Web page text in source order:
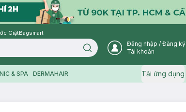
GiặtBagsmart
Search icon User Icon
Đăng nhập / Đăng ký
Tài khoản
& SPA DERMAHAIR Tải ứng dụng